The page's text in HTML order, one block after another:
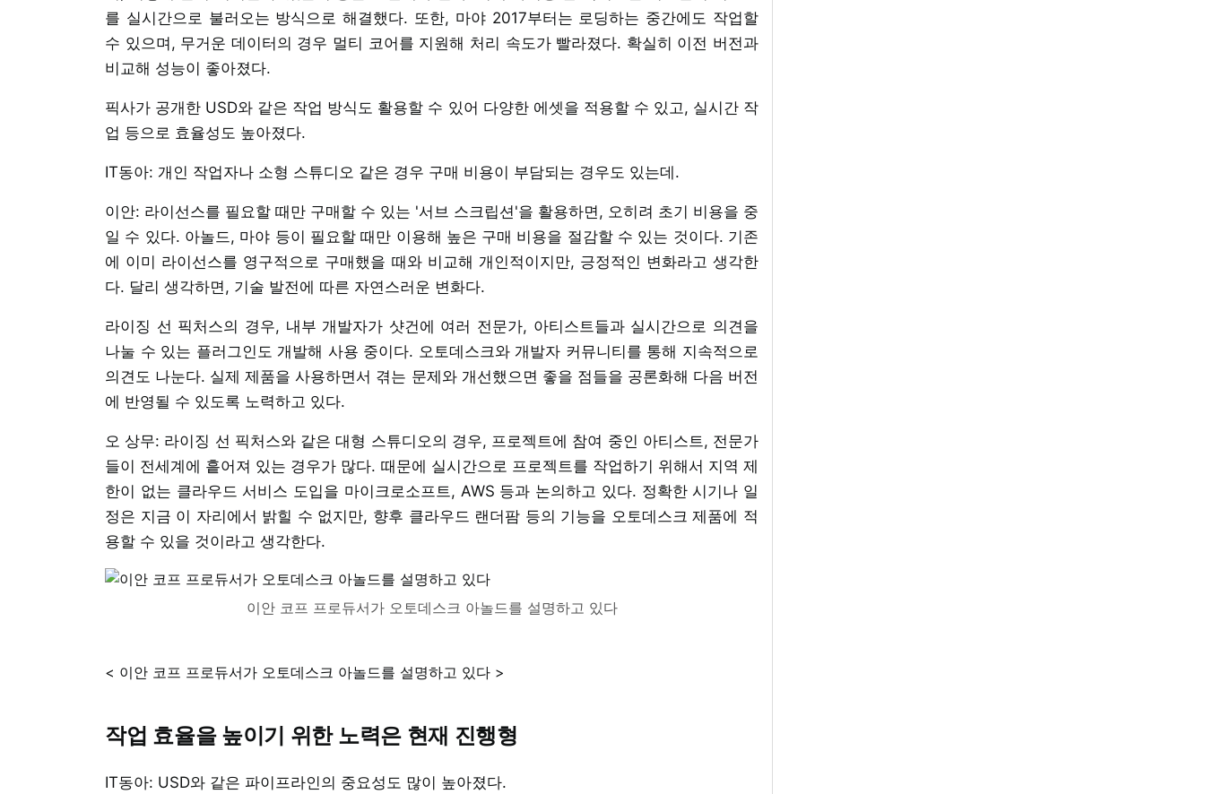
를 실시간으로 불러오는 방식으로 해결했다. 또한, 마야 2017부터는 로딩하는 중간에도 작업할
수 있으며, 무거운 데이터의 경우 멀티 코어를 지원해 처리 속도가 빨라졌다. 확실히 이전 버전과
비교해 성능이 좋아졌다.
픽사가 공개한 USD와 같은 작업 방식도 활용할 수 있어 다양한 에셋을 적용할 수 있고, 실시간 작
업 등으로 효율성도 높아졌다.
IT동아: 개인 작업자나 소형 스튜디오 같은 경우 구매 비용이 부담되는 경우도 있는데.
이안: 라이선스를 필요할 때만 구매할 수 있는 '서브 스크립션'을 활용하면, 오히려 초기 비용을 중
일 수 있다. 아놀드, 마야 등이 필요할 때만 이용해 높은 구매 비용을 절감할 수 있는 것이다. 기존
에 이미 라이선스를 영구적으로 구매했을 때와 비교해 개인적이지만, 긍정적인 변화라고 생각한
다. 달리 생각하면, 기술 발전에 따른 자연스러운 변화다.
라이징 선 픽처스의 경우, 내부 개발자가 샷건에 여러 전문가, 아티스트들과 실시간으로 의견을
나눌 수 있는 플러그인도 개발해 사용 중이다. 오토데스크와 개발자 커뮤니티를 통해 지속적으로
의견도 나눈다. 실제 제품을 사용하면서 겪는 문제와 개선했으면 좋을 점들을 공론화해 다음 버전
에 반영될 수 있도록 노력하고 있다.
오 상무: 라이징 선 픽처스와 같은 대형 스튜디오의 경우, 프로젝트에 참여 중인 아티스트, 전문가
들이 전세계에 흩어져 있는 경우가 많다. 때문에 실시간으로 프로젝트를 작업하기 위해서 지역 제
한이 없는 클라우드 서비스 도입을 마이크로소프트, AWS 등과 논의하고 있다. 정확한 시기나 일
정은 지금 이 자리에서 밝힐 수 없지만, 향후 클라우드 랜더팜 등의 기능을 오토데스크 제품에 적
용할 수 있을 것이라고 생각한다.
이안 코프 프로듀서가 오토데스크 아놀드를 설명하고 있다
< 이안 코프 프로듀서가 오토데스크 아놀드를 설명하고 있다 >
작업 효율을 높이기 위한 노력은 현재 진행형
IT동아: USD와 같은 파이프라인의 중요성도 많이 높아졌다.